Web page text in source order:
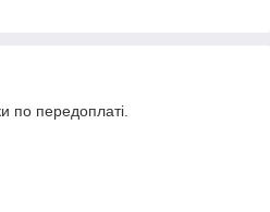
по передоплаті.